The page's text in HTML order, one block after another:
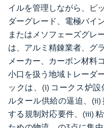
イルを管理しながら、ピ
ダーグレード、電極バイ
またはメソフェーズグレ
は、アルミ精錬業者、グ
メーカー、カーボン材料
小口を扱う地域トレーダ
ックは、(i) コークス炉
ルタール供給の逼迫、
する規制対応要件、(iii)